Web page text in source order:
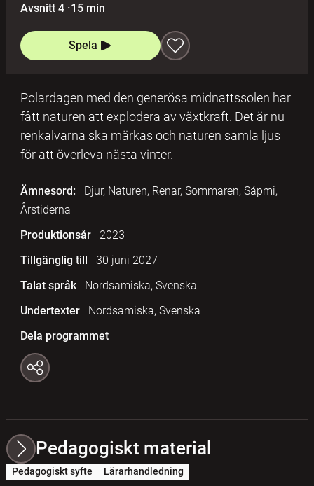
Avsnitt 4 ·15 min
Spela
Polardagen med den generösa midnattssolen har
fått naturen att explodera av växtkraft. Det är nu
renkalvarna ska märkas och naturen samla ljus
för att överleva nästa vinter.
Ämnesord:
Djur, Naturen, Renar, Sommaren, Sápmi,
Årstiderna
Produktionsår
2023
Tillgänglig till
30 juni 2027
Talat språk
Nordsamiska, Svenska
Undertexter
Nordsamiska, Svenska
Dela programmet
Pedagogiskt material
Pedagogiskt syfte Lärarhandledning